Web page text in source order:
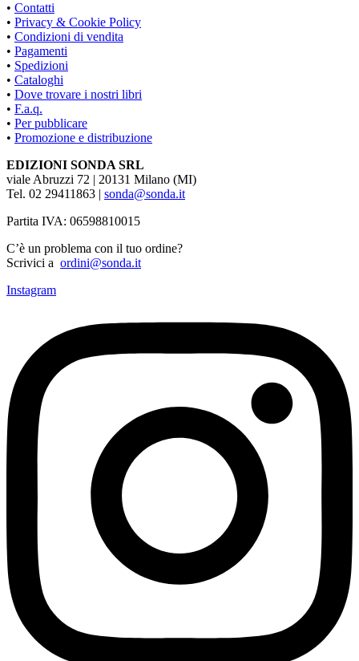
• Contatti
• Privacy & Cookie Policy
• Condizioni di vendita
• Pagamenti
• Spedizioni
• Cataloghi
• Dove trovare i nostri libri
• F.a.q.
• Per pubblicare
• Promozione e distribuzione
EDIZIONI SONDA SRL
viale Abruzzi 72 | 20131 Milano (MI)
Tel. 02 29411863 | sonda@sonda.it
Partita IVA: 06598810015
C’è un problema con il tuo ordine?
Scrivici a ordini@sonda.it
Instagram